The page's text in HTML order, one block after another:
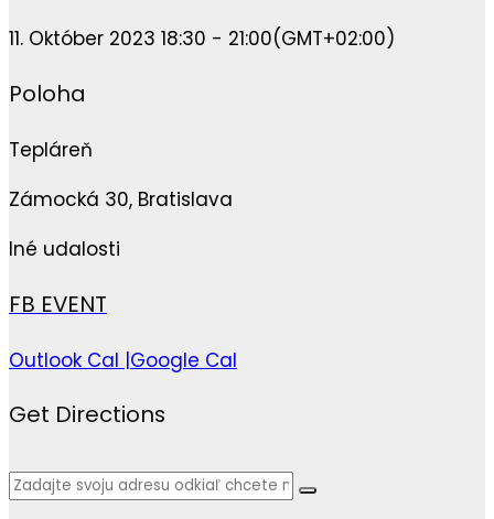
11. Október 2023 18:30 - 21:00(GMT+02:00)
Poloha
Tepláreň
Zámocká 30, Bratislava
Iné udalosti
FB EVENT
Outlook Cal |Google Cal
Get Directions